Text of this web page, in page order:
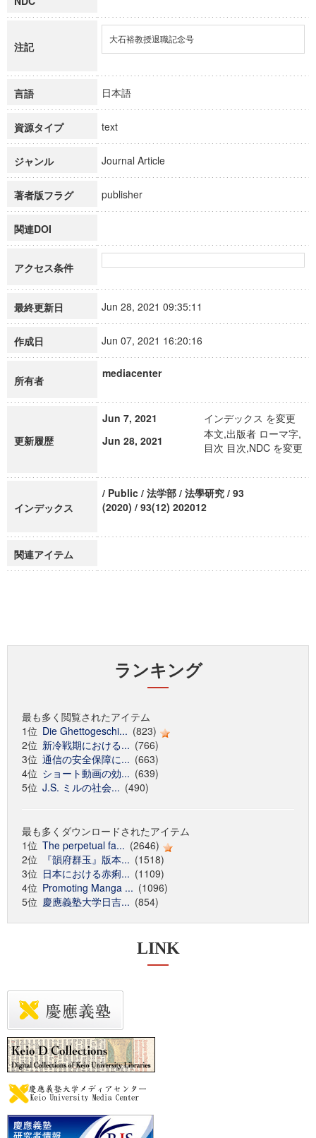
注記
大石裕教授退職記念号
言語 日本語
資源タイプ text
ジャンル Journal Article
著者版フラグ publisher
関連DOI
アクセス条件
最終更新日 Jun 28, 2021 09:35:11
作成日 Jun 07, 2021 16:20:16
所有者
mediacenter
更新履歴
Jun 7, 2021
インデックス を変更
Jun 28, 2021
本文,出版者 ローマ字,
目次 目次,NDC を変更
インデックス
/ Public / 法学部 / 法學研究 / 93
(2020) / 93(12) 202012
関連アイテム
ランキング
最も多く閲覧されたアイテム
1位 Die Ghettogeschi... (823)
2位 新冷戦期における... (766)
3位 通信の安全保障に... (663)
4位 ショート動画の効... (639)
5位 J.S. ミルの社会... (490)
最も多くダウンロードされたアイテム
1位 The perpetual fa... (2646)
2位
『韻府群玉』版本... (1518)
3位 日本における赤痢... (1109)
4位 Promoting Manga ... (1096)
5位 慶應義塾大学日吉... (854)
LINK